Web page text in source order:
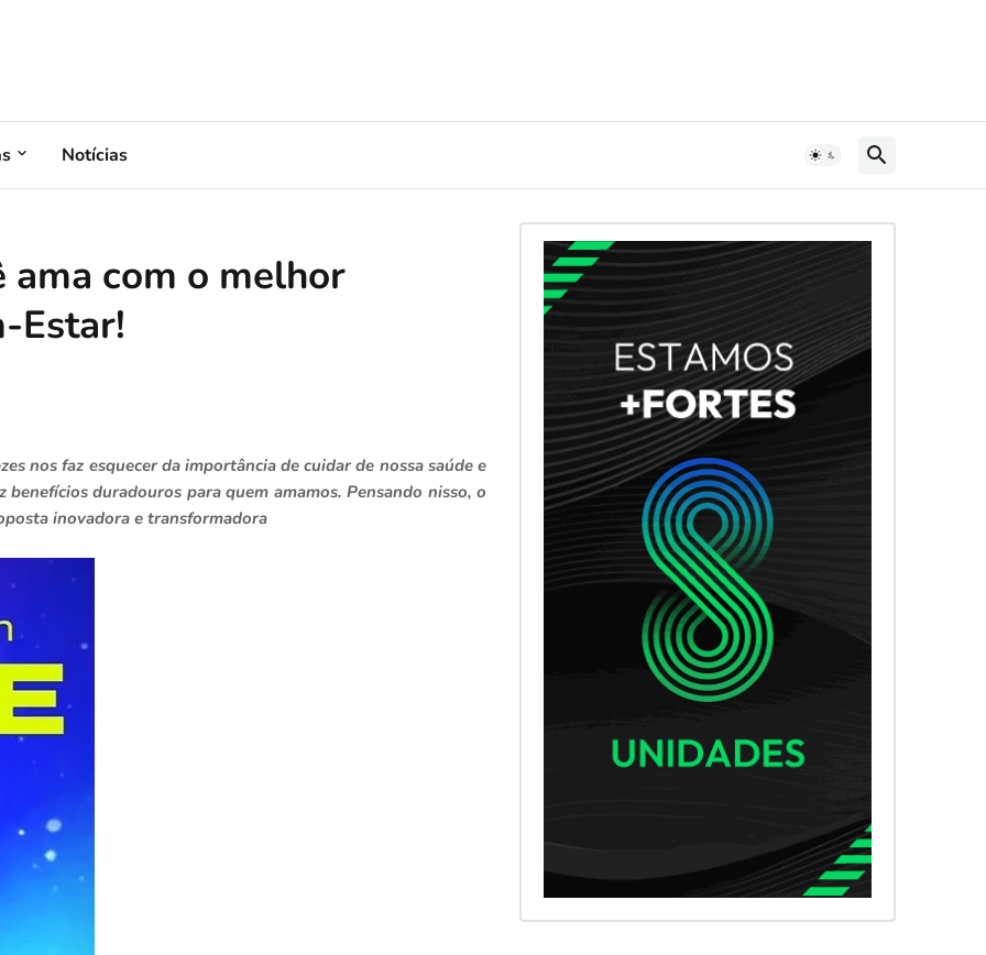
Notícias
ama com o melhor
Estar!
nos faz esquecer da importância de cuidar de nossa saúde e
duradouros para quem amamos. Pensando nisso, o
inovadora e transformadora